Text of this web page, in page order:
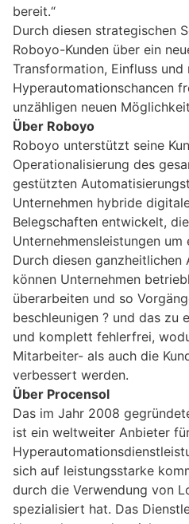
bereit.“
Durch diesen strategischen
Roboyo-Kunden über ein
Transformation, Einfluss und
Hyperautomationschancen
unzähligen neuen
Über Roboyo
Roboyo unterstützt seine
Operationalisierung des
gestützten
Unternehmen hybride
Belegschaften entwickelt,
Unternehmensleistungen
Durch diesen ganzheitlichen
können Unternehmen
überarbeiten und so
beschleunigen ? und das zu
und komplett fehlerfrei,
Mitarbeiter- als auch die
verbessert werden.
Über Procensol
Das im Jahr 2008
ist ein weltweiter Anbieter
sich auf leistungsstarke
durch die Verwendung von
spezialisiert hat. Das